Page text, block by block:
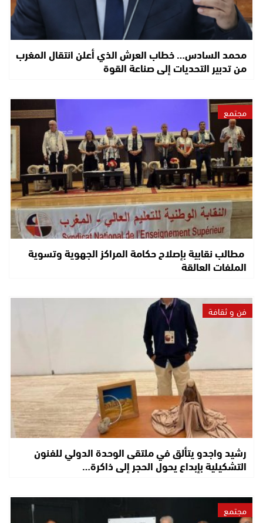
محمد السادس… خطاب العرش الذي أعلن انتقال المغرب
من تدبير التحديات إلى صناعة القوة
مجتمع
مطالب نقابية بإصلاح حكامة المراكز الجهوية وتسوية
الملفات العالقة
فن و ثقافة
رشيد واجدو يتألق في ملتقى الوحدة الدولي للفنون
التشكيلية بإبداع يحول الحجر إلى ذاكرة…
مجتمع